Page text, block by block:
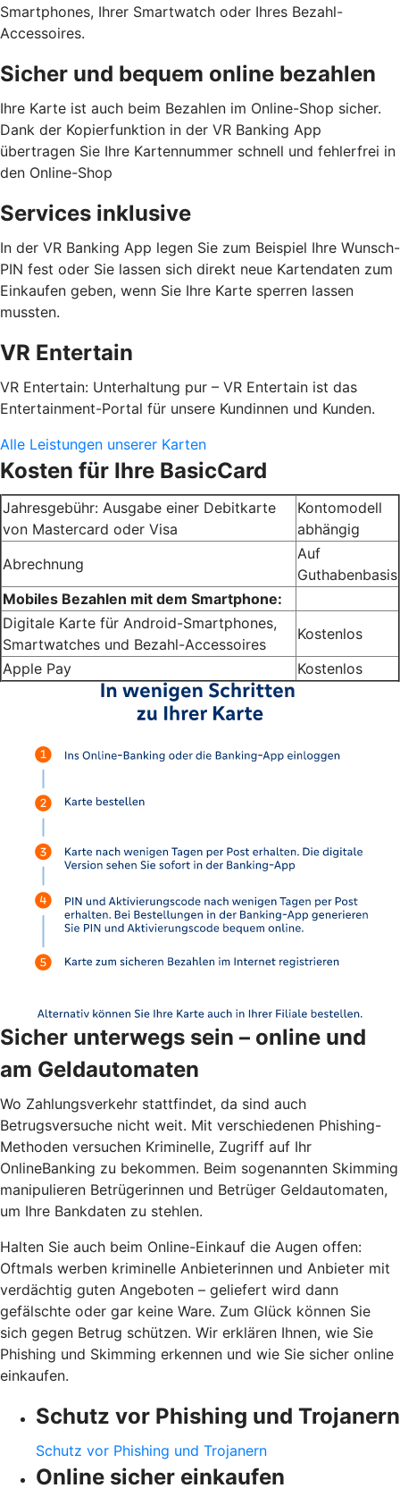
Smartphones, Ihrer Smartwatch oder Ihres Bezahl-
Accessoires.
Sicher und bequem online bezahlen
Ihre Karte ist auch beim Bezahlen im Online-Shop sicher.
Dank der Kopierfunktion in der VR Banking App
übertragen Sie Ihre Kartennummer schnell und fehlerfrei in
den Online-Shop
Services inklusive
In der VR Banking App legen Sie zum Beispiel Ihre Wunsch-
PIN fest oder Sie lassen sich direkt neue Kartendaten zum
Einkaufen geben, wenn Sie Ihre Karte sperren lassen
mussten.
VR Entertain
VR Entertain: Unterhaltung pur – VR Entertain ist das
Entertainment-Portal für unsere Kundinnen und Kunden.
Alle Leistungen unserer Karten
Kosten für Ihre BasicCard
Jahresgebühr: Ausgabe einer Debitkarte
von Mastercard oder Visa
Kontomodell
abhängig
Abrechnung
Auf
Guthabenbasis
Mobiles Bezahlen mit dem Smartphone:
Digitale Karte für Android-Smartphones,
Smartwatches und Bezahl-Accessoires
Kostenlos
Apple Pay
Kostenlos
Sicher unterwegs sein – online und
am Geldautomaten
Wo Zahlungsverkehr stattfindet, da sind auch
Betrugsversuche nicht weit. Mit verschiedenen Phishing-
Methoden versuchen Kriminelle, Zugriff auf Ihr
OnlineBanking zu bekommen. Beim sogenannten Skimming
manipulieren Betrügerinnen und Betrüger Geldautomaten,
um Ihre Bankdaten zu stehlen.
Halten Sie auch beim Online-Einkauf die Augen offen:
Oftmals werben kriminelle Anbieterinnen und Anbieter mit
verdächtig guten Angeboten – geliefert wird dann
gefälschte oder gar keine Ware. Zum Glück können Sie
sich gegen Betrug schützen. Wir erklären Ihnen, wie Sie
Phishing und Skimming erkennen und wie Sie sicher online
einkaufen.
Schutz vor Phishing und Trojanern
Schutz vor Phishing und Trojanern
Online sicher einkaufen